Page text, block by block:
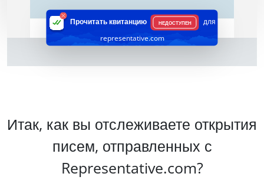
Прочитать квитанцию НЕДОСТУПЕН
для
representative.com
Итак, как вы отслеживаете открытия
писем, отправленных с
Representative.com?